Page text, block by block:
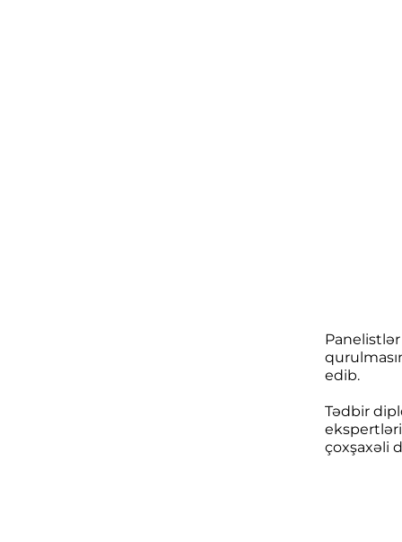
edib.
Tədbir
çoxşaxəli